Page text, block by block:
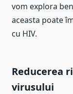
vom explora
aceasta poate
cu HIV.
Reducerea
virusului